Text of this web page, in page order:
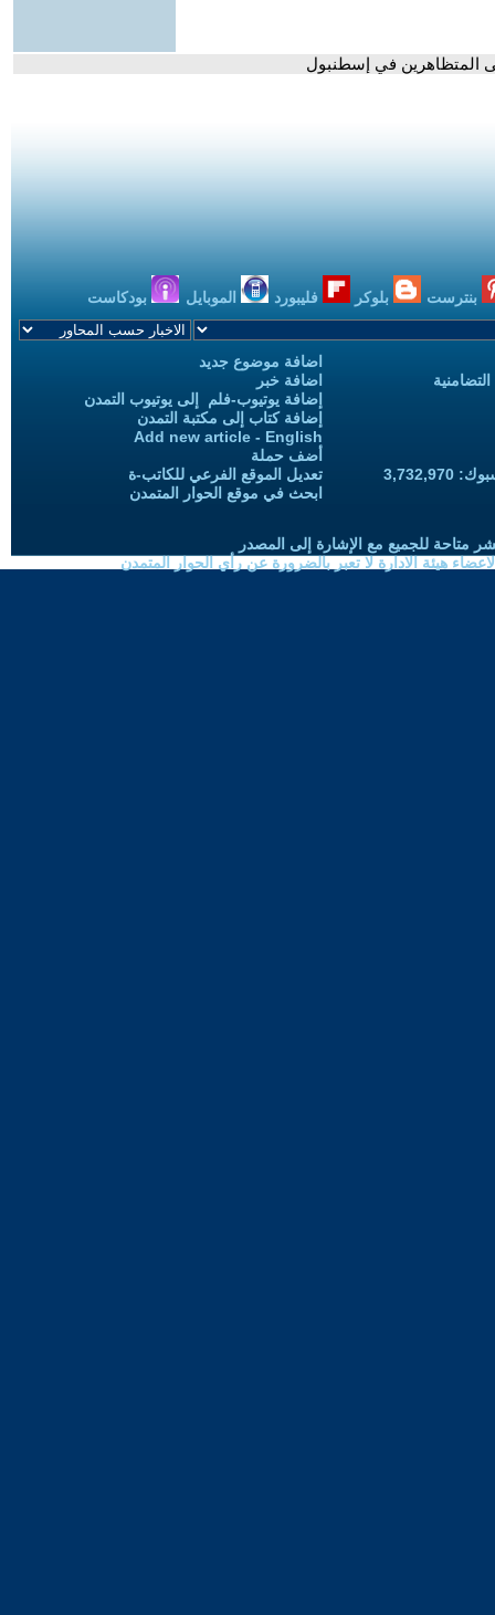
المتظاهرين في إسطنبول
بنترست بلوكر فليبورد الموبايل بودكاست
اضافة موضوع جديد
اضافة خبر
إضافة يوتيوب-فلم إلى يوتيوب التمدن
إضافة كتاب إلى مكتبة التمدن
Add new article - English
أضف حملة
تعديل الموقع الفرعي للكاتب-ة
ابحث في موقع الحوار المتمدن
متاحة للجميع مع الإشارة إلى المصدر
هيئة الادارة لا تعبر بالضرورة عن رأي الحوار المتمدن